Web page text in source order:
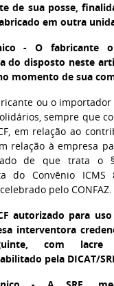
de sua posse,
em outra
- O fabricante
do disposto neste
momento de sua
ou o importador
sempre que
em relação ao
relação à empresa
de que trata o
do Convênio
pelo CONFAZ.
autorizado para
interventora
com lacre
pela DICAT/